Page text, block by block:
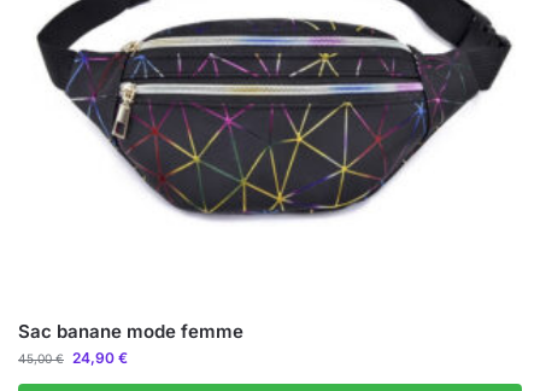
Sac banane mode femme
45,00€ 24,90 €